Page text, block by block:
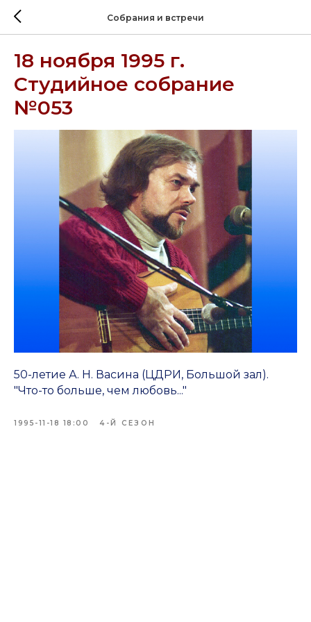
Собрания и встречи
18 ноября 1995 г.
Студийное собрание
№053
50-летие А. Н. Васина (ЦДРИ, Большой зал).
"Что-то больше, чем любовь..."
1995-11-18 18:00 4-Й СЕЗОН